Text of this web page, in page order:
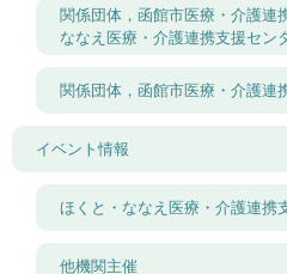
関係団体，函館市医療・介護連
ななえ医療・介護連携支援セン
関係団体，函館市医療・介護連
イベント情報
ほくと・ななえ医療・介護連携
他機関主催